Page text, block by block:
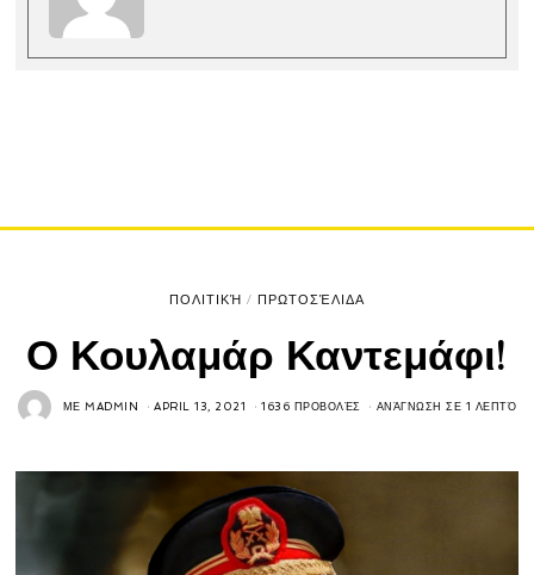
ΠΟΛΙΤΙΚΉ / ΠΡΩΤΟΣΈΛΙΔΑ
Ο Κουλαμάρ Καντεμάφι!
ΜΕMADMIN APRIL 13, 2021 1636 ΠΡΟΒΟΛΈΣ ΑΝΆΓΝΩΣΗ ΣΕ 1 ΛΕΠΤΌ